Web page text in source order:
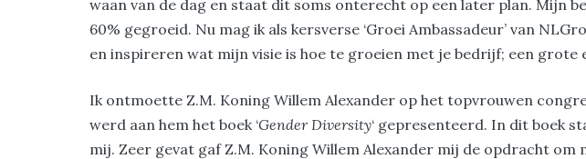
waan van de dag en staat dit soms onterecht op een later plan. Mijn
60% gegroeid. Nu mag ik als kersverse ‘Groei Ambassadeur’ van
en inspireren wat mijn visie is hoe te groeien met je bedrijf; een grote
Ik ontmoette Z.M. Koning Willem Alexander op het topvrouwen
werd aan hem het boek ‘Gender Diversity‘ gepresenteerd. In dit boek
mij. Zeer gevat gaf Z.M. Koning Willem Alexander mij de opdracht om